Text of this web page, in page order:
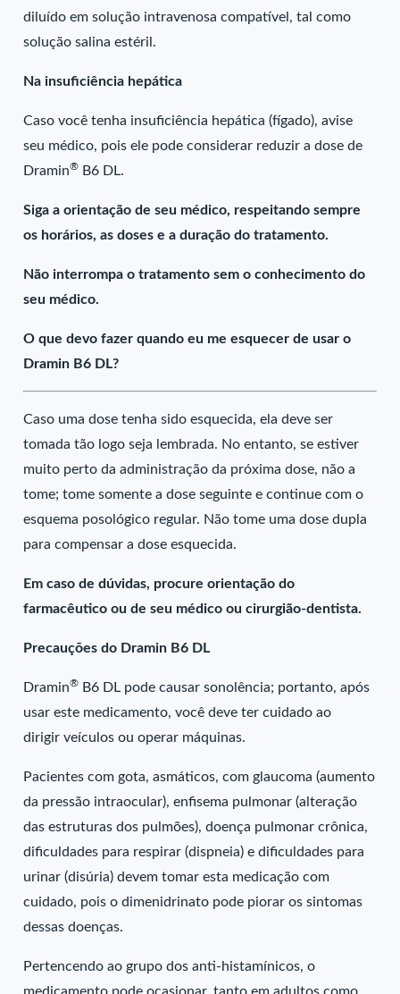
diluído em solução intravenosa compatível, tal como
solução salina estéril.
Na insuficiência hepática
Caso você tenha insuficiência hepática (fígado), avise
seu médico, pois ele pode considerar reduzir a dose de
Dramin® B6 DL.
Siga a orientação de seu médico, respeitando sempre
os horários, as doses e a duração do tratamento.
Não interrompa o tratamento sem o conhecimento do
seu médico.
O que devo fazer quando eu me esquecer de usar o
Dramin B6 DL?
Caso uma dose tenha sido esquecida, ela deve ser
tomada tão logo seja lembrada. No entanto, se estiver
muito perto da administração da próxima dose, não a
tome; tome somente a dose seguinte e continue com o
esquema posológico regular. Não tome uma dose dupla
para compensar a dose esquecida.
Em caso de dúvidas, procure orientação do
farmacêutico ou de seu médico ou cirurgião-dentista.
Precauções do Dramin B6 DL
Dramin® B6 DL pode causar sonolência; portanto, após
usar este medicamento, você deve ter cuidado ao
dirigir veículos ou operar máquinas.
Pacientes com gota, asmáticos, com glaucoma (aumento
da pressão intraocular), enfisema pulmonar (alteração
das estruturas dos pulmões), doença pulmonar crônica,
dificuldades para respirar (dispneia) e dificuldades para
urinar (disúria) devem tomar esta medicação com
cuidado, pois o dimenidrinato pode piorar os sintomas
dessas doenças.
Pertencendo ao grupo dos anti-histamínicos, o